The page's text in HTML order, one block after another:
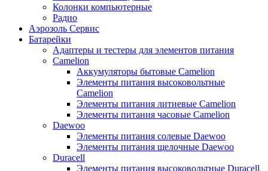
Колонки компьютерные
Радио
Аэрозоль Сервис
Батарейки
Aдаптеры и тестеры для элементов питания
Camelion
Аккумуляторы бытовые Camelion
Элементы питания высоковольтные
Camelion
Элементы питания литиевые Camelion
Элементы питания часовые Camelion
Daewoo
Элементы питания солевые Daewoo
Элементы питания щелочные Daewoo
Duracell
Элементы питания высоковольтные Duracell